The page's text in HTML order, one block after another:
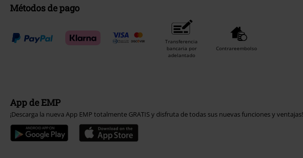
Métodos de pago
Transferencia
bancaria por
adelantado
Contrareembolso
App de EMP
¡Descarga la nueva App EMP totalmente GRATIS y disfruta de todas sus nuevas funciones y ventajas!